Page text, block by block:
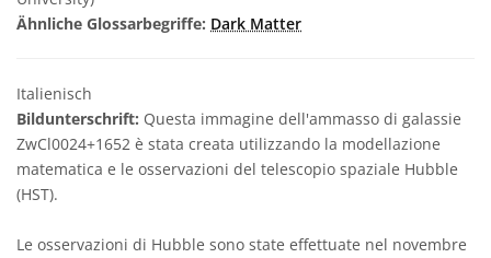
Ähnliche Glossarbegriffe: Dark Matter
Italienisch
Bildunterschrift: Questa immagine dell'ammasso di galassie
ZwCl0024+1652 è stata creata utilizzando la modellazione
matematica e le osservazioni del telescopio spaziale Hubble
(HST).
Le osservazioni di Hubble sono state effettuate nel novembre